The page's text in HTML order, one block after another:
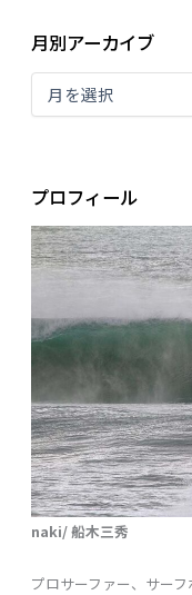
月別アーカイブ
プロフィール
naki/ 船木三秀
プロサーファー、サー